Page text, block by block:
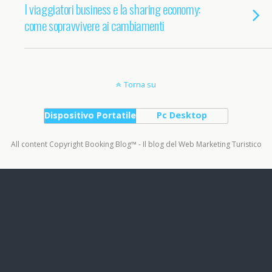
I viaggiatori business e la sharing economy:
come sopravvivere ai cambiamenti
Torna su
Dispositivo Portatile Pc Desktop
All content Copyright Booking Blog™ - Il blog del Web Marketing Turistico